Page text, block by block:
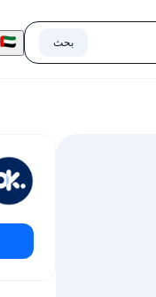
بحث